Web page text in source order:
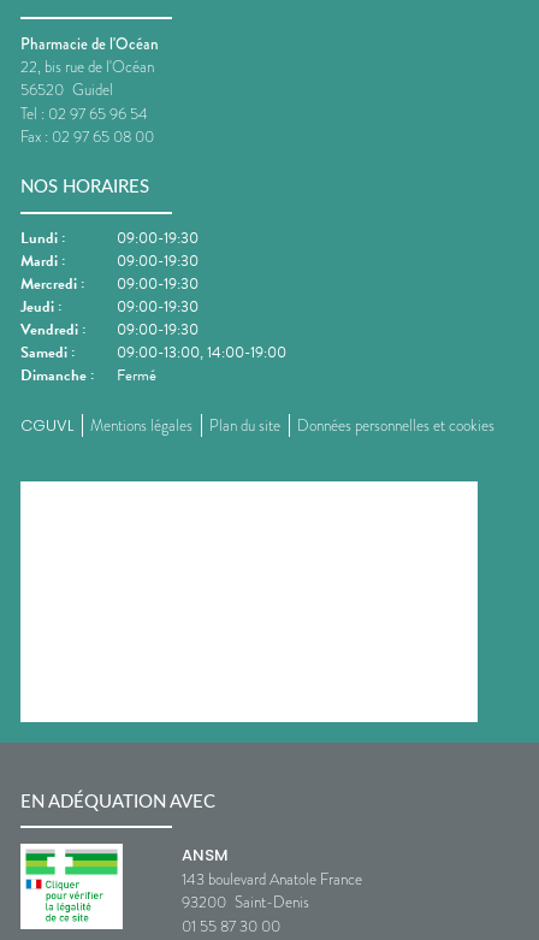
Pharmacie de l'Océan
22, bis rue de l'Océan
56520 Guidel
Tel : 02 97 65 96 54
Fax : 02 97 65 08 00
NOS HORAIRES
Lundi :
09:00-19:30
Mardi :
09:00-19:30
Mercredi :
09:00-19:30
Jeudi :
09:00-19:30
Vendredi :
09:00-19:30
Samedi :
09:00-13:00, 14:00-19:00
Dimanche : Fermé
CGUVL Mentions légales Plan du site Données personnelles et cookies
EN ADÉQUATION AVEC
ANSM
143 boulevard Anatole France
93200 Saint-Denis
01 55 87 30 00